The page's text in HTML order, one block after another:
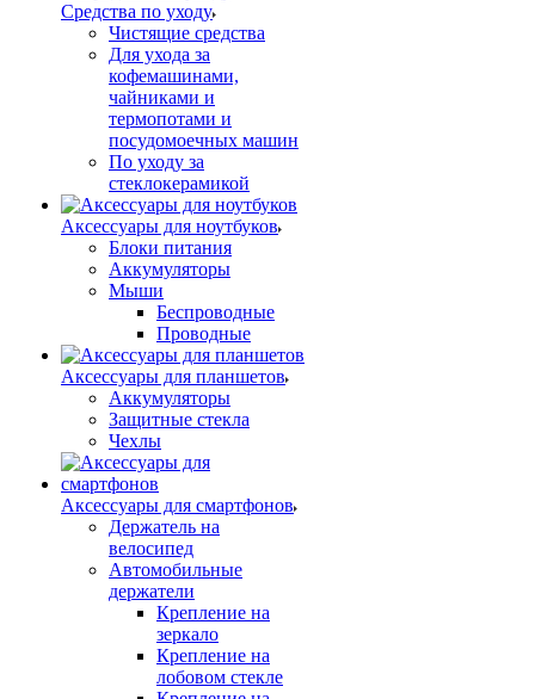
Средства по уходу
Чистящие средства
Для ухода за
кофемашинами,
чайниками и
термопотами и
посудомоечных машин
По уходу за
стеклокерамикой
Аксессуары для ноутбуков
Блоки питания
Аккумуляторы
Мыши
Беспроводные
Проводные
Аксессуары для планшетов
Аккумуляторы
Защитные стекла
Чехлы
Аксессуары для смартфонов
Держатель на
велосипед
Автомобильные
держатели
Крепление на
зеркало
Крепление на
лобовом стекле